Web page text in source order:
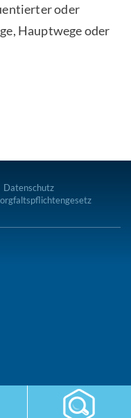
oder
Hauptwege oder
Datenschutz